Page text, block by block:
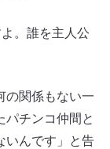
よ。誰を主人公
の関係もない一
パチンコ仲間と
いんです」と告